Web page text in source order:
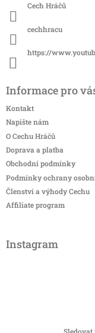
Cech Hráčů
cechhracu
https://
Informace pro
Kontakt
Napište nám
O Cechu Hráčů
Doprava a platba
Obchodní podmínky
Podmínky ochrany
Členství a výhody Cechu
Affiliate program
Instagram